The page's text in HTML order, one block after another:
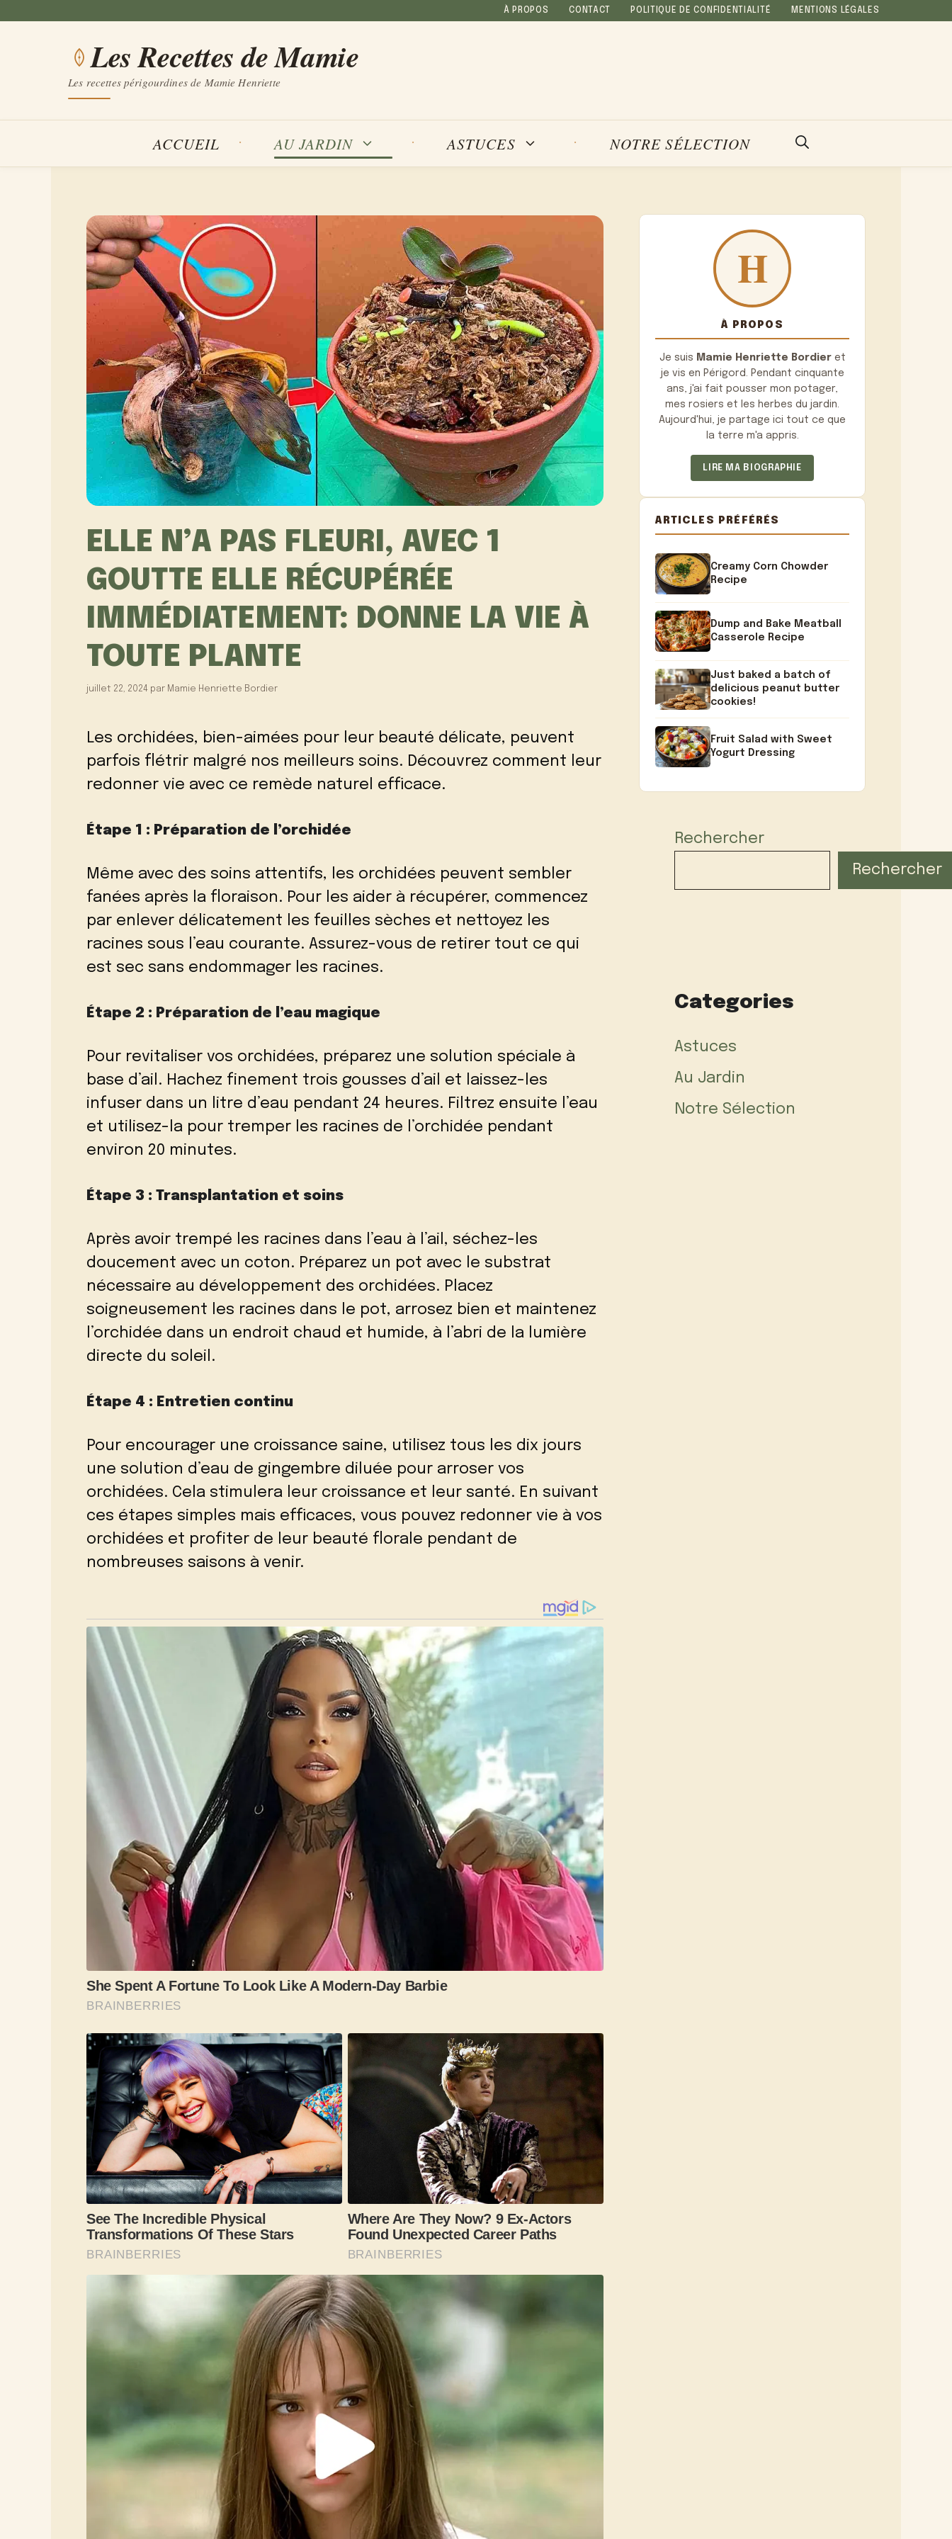
À PROPOS CONTACT POLITIQUE DE CONFIDENTIALITÉ MENTIONS LÉGALES
Les Recettes de Mamie
Les recettes périgourdines de Mamie Henriette
ACCUEIL AU JARDIN ASTUCES NOTRE SÉLECTION
ELLE N’A PAS FLEURI, AVEC 1
GOUTTE ELLE RÉCUPÉRÉE
IMMÉDIATEMENT: DONNE LA VIE À
TOUTE PLANTE
juillet 22, 2024 par Mamie Henriette Bordier
Les orchidées, bien-aimées pour leur beauté délicate, peuvent
parfois flétrir malgré nos meilleurs soins. Découvrez comment leur
redonner vie avec ce remède naturel efficace.
Étape 1 : Préparation de l’orchidée
Même avec des soins attentifs, les orchidées peuvent sembler
fanées après la floraison. Pour les aider à récupérer, commencez
par enlever délicatement les feuilles sèches et nettoyez les
racines sous l’eau courante. Assurez-vous de retirer tout ce qui
est sec sans endommager les racines.
Étape 2 : Préparation de l’eau magique
Pour revitaliser vos orchidées, préparez une solution spéciale à
base d’ail. Hachez finement trois gousses d’ail et laissez-les
infuser dans un litre d’eau pendant 24 heures. Filtrez ensuite l’eau
et utilisez-la pour tremper les racines de l’orchidée pendant
environ 20 minutes.
Étape 3 : Transplantation et soins
Après avoir trempé les racines dans l’eau à l’ail, séchez-les
doucement avec un coton. Préparez un pot avec le substrat
nécessaire au développement des orchidées. Placez
soigneusement les racines dans le pot, arrosez bien et maintenez
l’orchidée dans un endroit chaud et humide, à l’abri de la lumière
directe du soleil.
Étape 4 : Entretien continu
Pour encourager une croissance saine, utilisez tous les dix jours
une solution d’eau de gingembre diluée pour arroser vos
orchidées. Cela stimulera leur croissance et leur santé. En suivant
ces étapes simples mais efficaces, vous pouvez redonner vie à vos
orchidées et profiter de leur beauté florale pendant de
nombreuses saisons à venir.
À PROPOS
Je suis Mamie Henriette Bordieret
je vis en Périgord. Pendant cinquante
ans, j'ai fait pousser mon potager,
mes rosiers et les herbes du jardin.
Aujourd'hui, je partage ici tout ce que
la terre m'a appris.
LIRE MA BIOGRAPHIE
ARTICLES PRÉFÉRÉS
Creamy Corn Chowder
Recipe
Dump and Bake Meatball
Casserole Recipe
Just baked a batch of
delicious peanut butter
cookies!
Fruit Salad with Sweet
Yogurt Dressing
Rechercher
Rechercher
Categories
Astuces
Au Jardin
Notre Sélection